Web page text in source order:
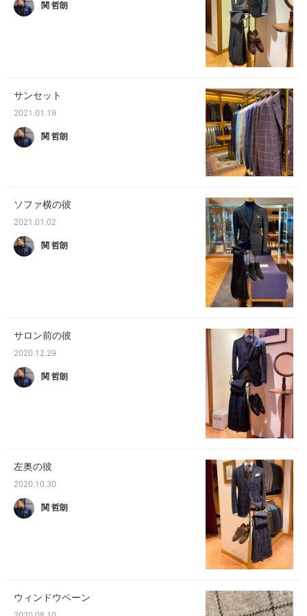
関 哲朗
サンセット
2021.01.19
関 哲朗
ソファ横の彼
2021.01.02
関 哲朗
サロン前の彼
2020.12.29
関 哲朗
左奥の彼
2020.10.30
関 哲朗
ウィンドウペーン